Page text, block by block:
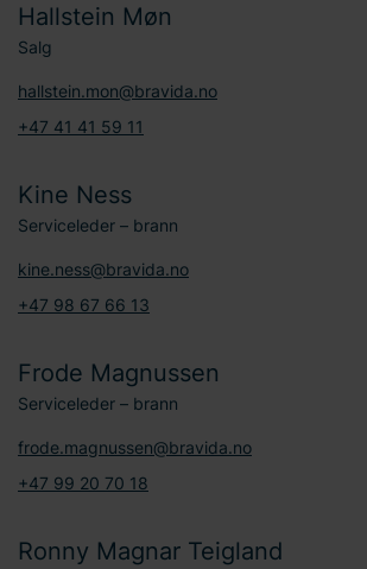
Hallstein Møn
Salg
hallstein.mon@bravida.no
+47 41 41 59 11
Kine Ness
Serviceleder – brann
kine.ness@bravida.no
+47 98 67 66 13
Frode Magnussen
Serviceleder – brann
frode.magnussen@bravida.no
+47 99 20 70 18
Ronny Magnar Teigland